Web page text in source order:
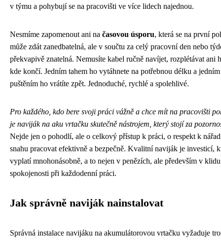
v týmu a pohybují se na pracovišti ve více lidech najednou.
Nesmíme zapomenout ani na časovou úsporu, která se na první
může zdát zanedbatelná, ale v součtu za celý pracovní den nebo
překvapivě znatelná. Nemusíte kabel ručně navíjet, rozplétávat ani
kde končí. Jedním tahem ho vytáhnete na potřebnou délku a jedním
puštěním ho vrátíte zpět. Jednoduché, rychlé a spolehlivé.
Pro každého, kdo bere svoji práci vážně a chce mít na pracovišti
je naviják na aku vrtačku skutečně nástrojem, který stojí za
Nejde jen o pohodlí, ale o celkový přístup k práci, o respekt k
snahu pracovat efektivně a bezpečně. Kvalitní naviják je investicí,
vyplatí mnohonásobně, a to nejen v penězích, ale především v
spokojenosti při každodenní práci.
Jak správně naviják nainstalovat
Správná instalace navijáku na akumulátorovou vrtačku vyžaduje